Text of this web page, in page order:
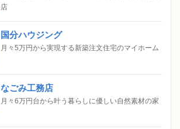
店
国分ハウジング
月々5万円から実現する新築注文住宅のマイホーム
なごみ工務店
月々6万円台から叶う暮らしに優しい自然素材の家